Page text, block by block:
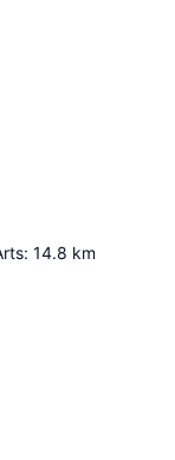
: 14.8 km